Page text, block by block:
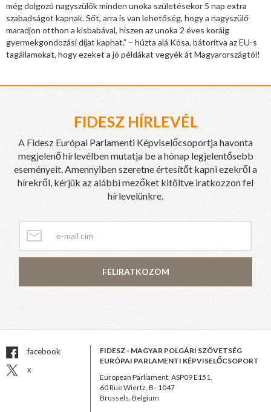
még dolgozó nagyszülők minden unoka születésekor 5 nap extra
szabadságot kapnak. Sőt, arra is van lehetőség, hogy a nagyszülő
maradjon otthon a kisbabával, hiszen az unoka 2 éves koráig
gyermekgondozási díjat kaphat.” – húzta alá Kósa, bátorítva az EU-s
tagállamokat, hogy ezeket a jó példákat vegyék át Magyarországtól!
FIDESZ HÍRLEVÉL
A Fidesz Európai Parlamenti Képviselőcsoportja havonta
megjelenő hírlevélben mutatja be a hónap legjelentősebb
eseményeit. Amennyiben szeretne értesítőt kapni ezekről a
hírekről, kérjük az alábbi mezőket kitöltve iratkozzon fel
hírlevelünkre.
FELIRATKOZOM
facebook
x
FIDESZ - MAGYAR POLGÁRI SZÖVETSÉG
EURÓPAI PARLAMENTI KÉPVISELŐCSOPORT
European Parliament, ASP09 E151,
60 Rue Wiertz, B–1047
Brussels, Belgium